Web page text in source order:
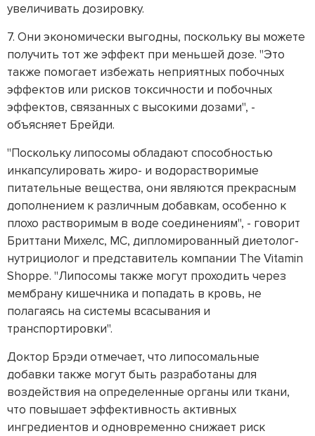
увеличивать дозировку.
7. Они экономически выгодны, поскольку вы можете
получить тот же эффект при меньшей дозе. "Это
также помогает избежать неприятных побочных
эффектов или рисков токсичности и побочных
эффектов, связанных с высокими дозами", -
объясняет Брейди.
"Поскольку липосомы обладают способностью
инкапсулировать жиро- и водорастворимые
питательные вещества, они являются прекрасным
дополнением к различным добавкам, особенно к
плохо растворимым в воде соединениям", - говорит
Бриттани Михелс, МС, дипломированный диетолог-
нутрициолог и представитель компании The Vitamin
Shoppe. "Липосомы также могут проходить через
мембрану кишечника и попадать в кровь, не
полагаясь на системы всасывания и
транспортировки".
Доктор Брэди отмечает, что липосомальные
добавки также могут быть разработаны для
воздействия на определенные органы или ткани,
что повышает эффективность активных
ингредиентов и одновременно снижает риск